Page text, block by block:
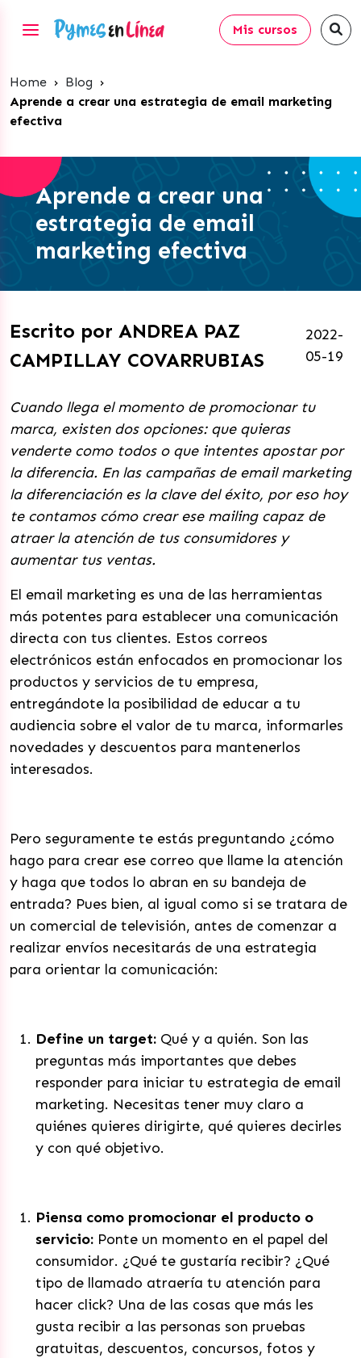
Mis cursos
Home › Blog ›
Aprende a crear una estrategia de email marketing
efectiva
Aprende a crear una
estrategia de email
marketing efectiva
Escrito por ANDREA PAZ
CAMPILLAY COVARRUBIAS
2022-
05-19
Cuando llega el momento de promocionar tu
marca, existen dos opciones: que quieras
venderte como todos o que intentes apostar por
la diferencia. En las campañas de email marketing
la diferenciación es la clave del éxito, por eso hoy
te contamos cómo crear ese mailing capaz de
atraer la atención de tus consumidores y
aumentar tus ventas.
El email marketing es una de las herramientas
más potentes para establecer una comunicación
directa con tus clientes. Estos correos
electrónicos están enfocados en promocionar los
productos y servicios de tu empresa,
entregándote la posibilidad de educar a tu
audiencia sobre el valor de tu marca, informarles
novedades y descuentos para mantenerlos
interesados.
Pero seguramente te estás preguntando ¿cómo
hago para crear ese correo que llame la atención
y haga que todos lo abran en su bandeja de
entrada? Pues bien, al igual como si se tratara de
un comercial de televisión, antes de comenzar a
realizar envíos necesitarás de una estrategia
para orientar la comunicación:
Define un target: Qué y a quién. Son las
preguntas más importantes que debes
responder para iniciar tu estrategia de email
marketing. Necesitas tener muy claro a
quiénes quieres dirigirte, qué quieres decirles
y con qué objetivo.
Piensa como promocionar el producto o
servicio: Ponte un momento en el papel del
consumidor. ¿Qué te gustaría recibir? ¿Qué
tipo de llamado atraería tu atención para
hacer click? Una de las cosas que más les
gusta recibir a las personas son pruebas
gratuitas, descuentos, concursos, fotos y